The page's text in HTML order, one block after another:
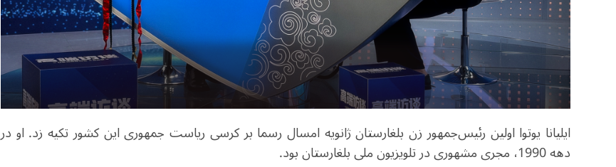
ایلیانا یوتوا اولین رئیس‌جمهور زن بلغارستان ژانویه امسال رسما بر کرسی ریاست جمهوری این کشور تکیه زد. او در
دهه 1990، مجری مشهوری در تلویزیون ملی بلغارستان بود.